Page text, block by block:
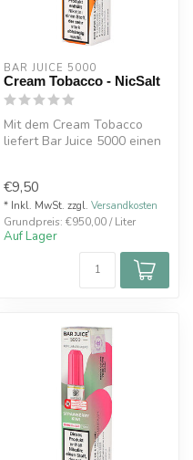
BAR JUICE 5000
Cream Tobacco - NicSalt
Mit dem Cream Tobacco
liefert Bar Juice 5000 einen
€9,50
* Inkl. MwSt. zzgl. Versandkosten
Grundpreis: €950,00 / Liter
Auf Lager